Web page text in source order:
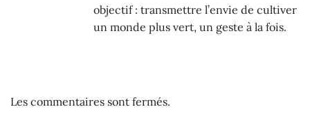
objectif : transmettre l’envie de cultiver
un monde plus vert, un geste à la fois.
Les commentaires sont fermés.